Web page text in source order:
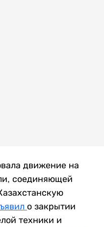
движение на
соединяющей
о закрытии
техники и